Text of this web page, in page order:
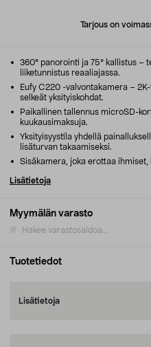
Tarjous on
Myymälän varasto
Hakee varastosaldoa...
360° panorointi ja 75° kallistus –
liiketunnistus reaaliajassa.
Eufy C220 -valvontakamera –
selkeät yksityiskohdat.
Paikallinen tallennus microSD-
kuukausimaksuja.
Yksityisyystila yhdellä
lisäturvan takaamiseksi.
Sisäkamera, joka erottaa
Lisätietoja
Tuotetiedot
Lisätietoja